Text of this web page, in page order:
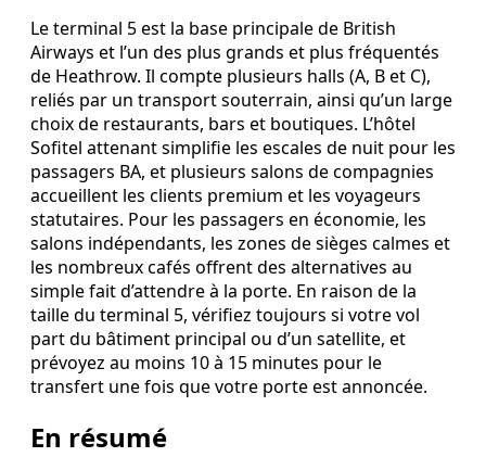
Le terminal 5 est la base principale de British
Airways et l’un des plus grands et plus fréquentés
de Heathrow. Il compte plusieurs halls (A, B et C),
reliés par un transport souterrain, ainsi qu’un large
choix de restaurants, bars et boutiques. L’hôtel
Sofitel attenant simplifie les escales de nuit pour les
passagers BA, et plusieurs salons de compagnies
accueillent les clients premium et les voyageurs
statutaires. Pour les passagers en économie, les
salons indépendants, les zones de sièges calmes et
les nombreux cafés offrent des alternatives au
simple fait d’attendre à la porte. En raison de la
taille du terminal 5, vérifiez toujours si votre vol
part du bâtiment principal ou d’un satellite, et
prévoyez au moins 10 à 15 minutes pour le
transfert une fois que votre porte est annoncée.
En résumé